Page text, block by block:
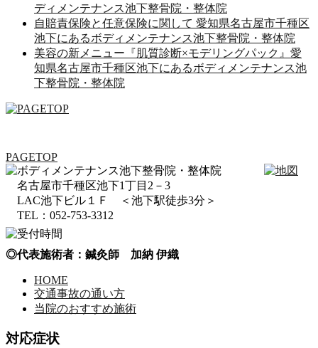
ディメンテナンス池下整骨院・整体院
自賠責保険と任意保険に関して 愛知県名古屋市千種区
池下にあるボディメンテナンス池下整骨院・整体院
美容の新メニュー『肌質診断×モデリングパック』愛
知県名古屋市千種区池下にあるボディメンテナンス池
下整骨院・整体院
PAGETOP
名古屋市千種区池下1丁目2－3
LAC池下ビル１Ｆ ＜池下駅徒歩3分＞
TEL：052-753-3312
◎代表施術者：鍼灸師 加納 伊織
HOME
交通事故の通い方
当院のおすすめ施術
対応症状